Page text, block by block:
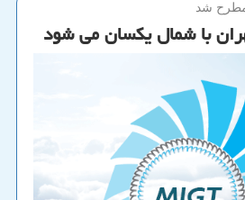
شد
با شمال یكسان می شود